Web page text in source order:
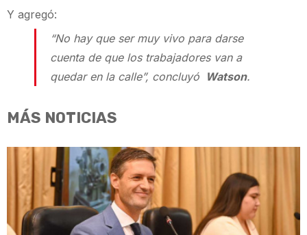
Y agregó:
“No hay que ser muy vivo para darse
cuenta de que los trabajadores van a
quedar en la calle”, concluyó Watson.
MÁS NOTICIAS